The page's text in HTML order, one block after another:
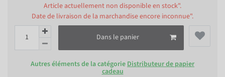
Article actuellement non disponible en stock".
Date de livraison de la marchandise encore inconnue".
Dans le panier
Autres éléments de la catégorie Distributeur de papier
cadeau